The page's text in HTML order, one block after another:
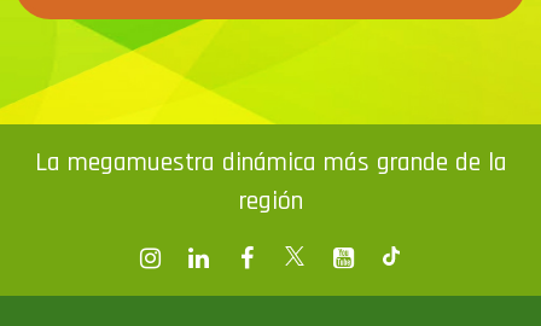
La megamuestra dinámica más grande de la
región